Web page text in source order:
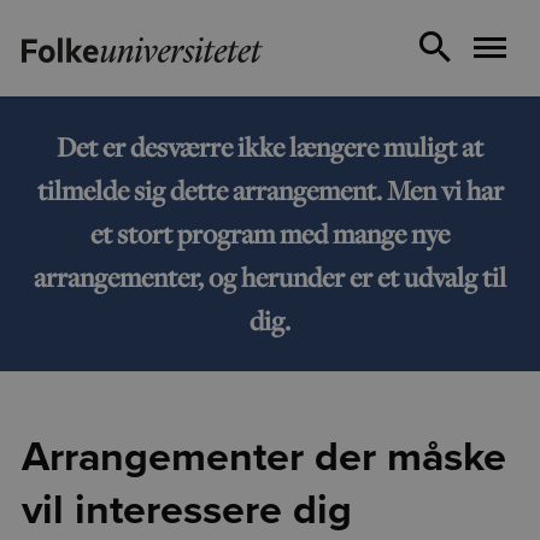
Det er desværre ikke længere muligt at
tilmelde sig dette arrangement. Men vi har
et stort program med mange nye
arrangementer, og herunder er et udvalg til
dig.
Arrangementer der måske
vil interessere dig